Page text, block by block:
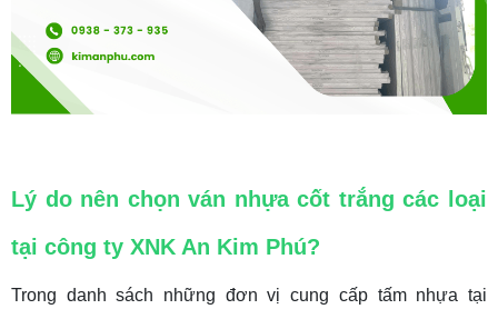
Lý do nên chọn ván nhựa cốt trắng các loại
tại công ty XNK An Kim Phú?
Trong danh sách những đơn vị cung cấp tấm nhựa tại